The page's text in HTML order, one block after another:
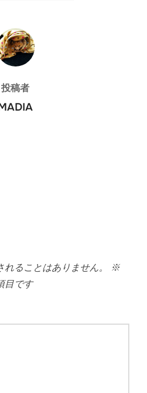
投稿者
投稿者
ることはありません。
※
目です